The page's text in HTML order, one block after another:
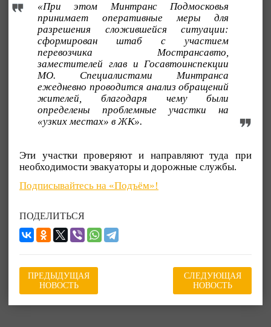
«При этом Минтранс Подмосковья
принимает оперативные меры для
разрешения сложившейся ситуации:
сформирован штаб с участием
перевозчика Мострансавто,
заместителей глав и Госавтоинспекции
МО. Специалистами Минтранса
ежедневно проводится анализ обращений
жителей, благодаря чему были
определены проблемные участки на
«узких местах» в ЖК».
Эти участки проверяют и направляют туда при
необходимости эвакуаторы и дорожные службы.
Подписывайтесь на «Подъём»!
ПОДЕЛИТЬСЯ
ПРЕДЫДУЩАЯ
НОВОСТЬ
СЛЕДУЮЩАЯ
НОВОСТЬ